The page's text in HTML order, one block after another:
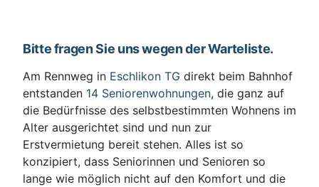
Bitte fragen Sie uns wegen der Warteliste.
Am Rennweg in Eschlikon TG direkt beim Bahnhof
entstanden 14 Seniorenwohnungen, die ganz auf
die Bedürfnisse des selbstbestimmten Wohnens im
Alter ausgerichtet sind und nun zur
Erstvermietung bereit stehen. Alles ist so
konzipiert, dass Seniorinnen und Senioren so
lange wie möglich nicht auf den Komfort und die